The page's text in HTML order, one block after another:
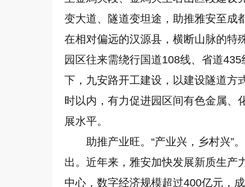
变大道、隧道变坦途，助推雅安至成
在相对偏远的汉源县，横断山脉的特
园区往来需绕行国道108线、省道
下，九安路开工建设，以建设隧道方
时以内，有力促进园区间有色金属、
展水平。
助推产业旺。“产业兴，乡村兴”
出。近年来，雅安加快发展新质生产
中心，数字经济规模超过400亿元，